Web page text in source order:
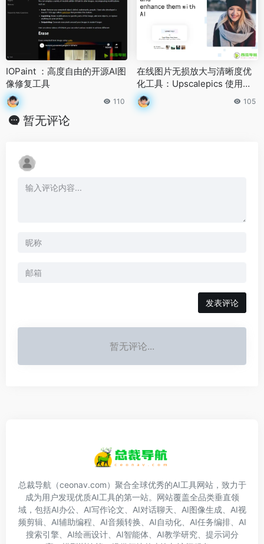
IOPaint ：高度自由的开源AI图
像修复工具
110
在线图片无损放大与清晰度优
化工具：Upscalepics 使用评
测与详解
105
暂无评论
发表评论
暂无评论...
总裁导航（ceonav.com）聚合全球优秀的AI工具网站，致力于
成为用户发现优质AI工具的第一站。网站覆盖全品类垂直领
域，包括AI办公、AI写作论文、AI对话聊天、AI图像生成、AI视
频剪辑、AI辅助编程、AI音频转换、AI自动化、AI任务编排、AI
搜索引擎、AI绘画设计、AI智能体、AI教学研究、提示词分